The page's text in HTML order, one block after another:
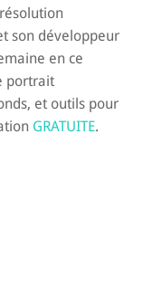
son développeur
en ce
portrait
et outils pour
GRATUITE.